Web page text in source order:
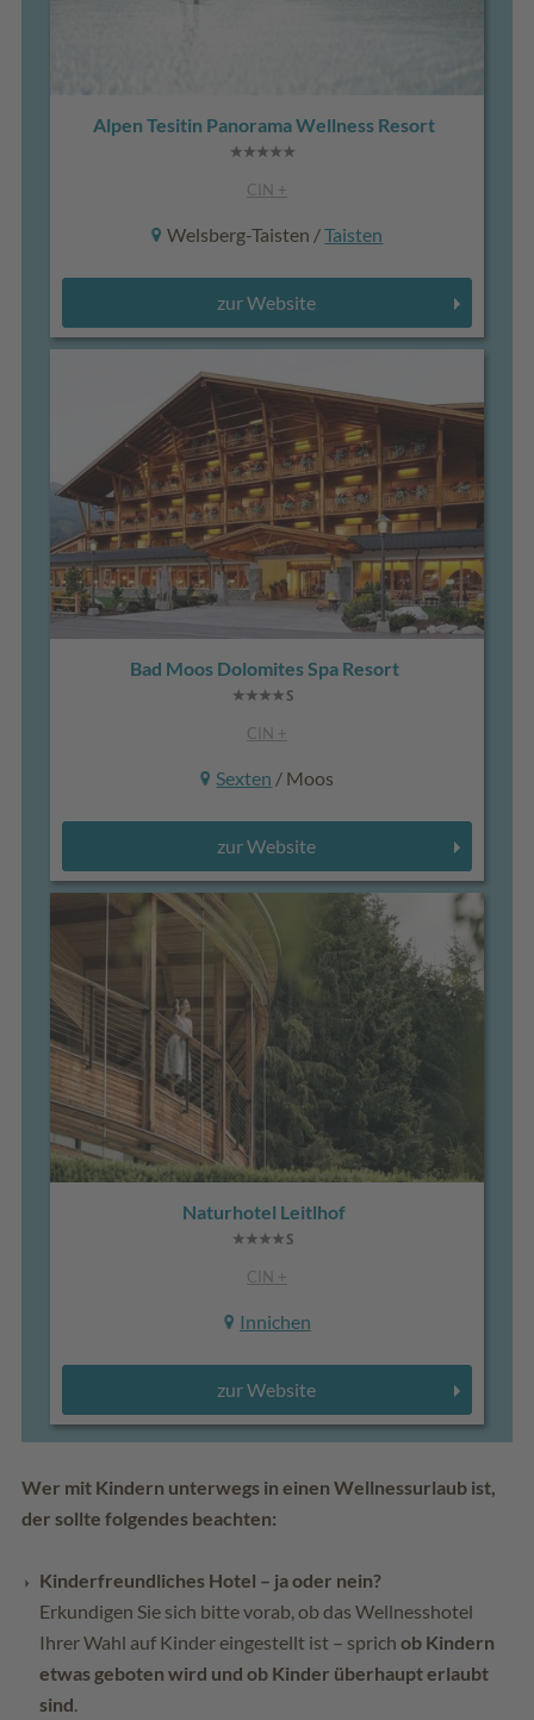
Alpen Tesitin Panorama Wellness Resort
CIN +
Welsberg-Taisten /Taisten
zur Website
Bad Moos Dolomites Spa Resort
CIN +
Sexten / Moos
zur Website
Naturhotel Leitlhof
CIN +
Innichen
zur Website
Wer mit Kindern unterwegs in einen Wellnessurlaub ist,
der sollte folgendes beachten:
Kinderfreundliches Hotel – ja oder nein?
Erkundigen Sie sich bitte vorab, ob das Wellnesshotel
Ihrer Wahl auf Kinder eingestellt ist – sprich ob Kindern
etwas geboten wird und ob Kinder überhaupt erlaubt
sind.